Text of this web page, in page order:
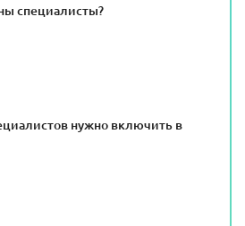
специалисты?
нужно включить в